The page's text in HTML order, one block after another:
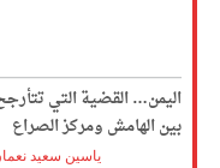
اليمن… القضية التي
بين الهامش ومركز الصراع
ياسين سعيد